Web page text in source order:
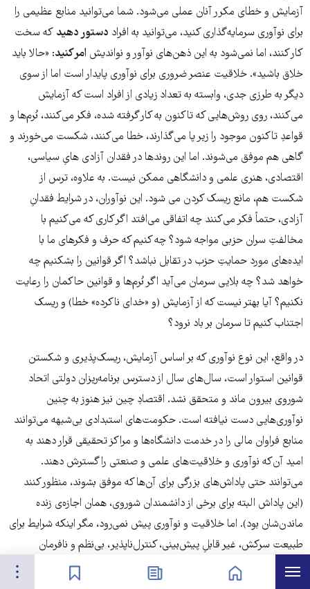
فهرست نشان‌گذاشته‌ها
آزمایش و خطای مکرر آنان عملی می‌شود. شما می‌توانید منابع عظیمی را
برای نوآوری سرمایه‌گذاری کنید، می‌توانید به افراد دستور دهید که سخت
کار کنند، اما نمی‌شود به این ذهن‌های نوآور و نواندیش امر کنید: «حالا باید
خلاق باشید». خلاقیت عنصر ضروری برای نوآوری پایدار است اما از سوی
دیگر به طرزی جدی، وابسته به تعداد زیادی از افراد است که آزمایش
می‌کنند، روی روش‌هایی که تاکنون به کار گرفته شده، فکر می‌کنند، نُرم‌ها و
قواعدِ تاکنون موجود را زیر پا می‌گذارند، خطا می‌کنند، شکست می‌خورند و
گاهی هم موفق می‌شوند. اما این روند‌ها در فقدان آزادی هایِ سیاسی،
اقتصادی، هنری علمی و دانشگاهی ممکن نیست. به علاوه، ترس از
شکست هم، مانع ریسک کردن می شود. این نوآوران، در شرایط فقدانِ
آزادی، حتماً فکر می‌کنند چه اتفاقی می‌افتد اگر کاری که می‌کنیم با
مخالفتِ سران حزبی مواجه شود؟ چه کنیم که حرف و فکر‌های ما با
ایده‌های مورد حمایتِ حزب در تقابل نباشد؟ اگر قوانین را بشکنیم چه
خواهد شد؟ چه بلایی سرمان می‌آید اگر نُرم‌ها و قوانین حاکمان را رعایت
نکنیم؟ آیا بهتر نیست که از آزمایش (و «خدای ناکرده» خطا) و ریسک
اجتناب کنیم تا سرمان بر باد نرود؟
در واقع، این نوع نوآوری که بر اساس آزمایش، ریسک‌پذیری و شکستن
قوانین استوار است، سال‌های سال از دسترس برنامه‌ریزان دولتی اتحاد
شوروی بیرون ماند و متحقق نشد. اقتصادِ چین نیز هنوز به چنین
نوآوری‌هایی دست نیافته است. حکومت‌های استبدادی بی‌شبهه می‌توانند
منابع فراوان مالی را در خدمت دانشگاه‌ها و مراکز تحقیقی قرار دهند به
امید آن‌که نوآوری و خلاقیت‌های علمی و صنعتی را گسترش دهند.
می‌توانند حتی پاداش‌های بزرگی برای آن‌ها که موفق بشوند، منظور کنند
(این پاداش البته برای برخی از دانشمندان شوروی، همان اجازه‌ی زنده
ماندن‌شان بود). اما خلاقیت و نوآوری پیش نمی‌رود، مگر اینکه شرایط برای
طبیعت سرکش، غیر قابلِ پیش‌بینی، کنترل‌ناپذیر، بی‌نظم و نافرمان
تجربه‌های هنری، علمی و آزمایش‌‌گری در این عرصه ها فراهم شود.